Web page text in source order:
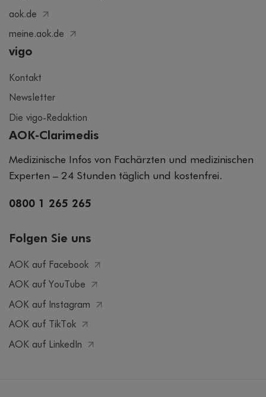
aok.de
meine.aok.de
vigo
Kontakt
Newsletter
Die vigo-Redaktion
AOK-Clarimedis
Medizinische Infos von Fachärzten und medizinischen
Experten – 24 Stunden täglich und kostenfrei.
0800 1 265 265
Folgen Sie uns
AOK auf Facebook
AOK auf YouTube
AOK auf Instagram
AOK auf TikTok
AOK auf LinkedIn